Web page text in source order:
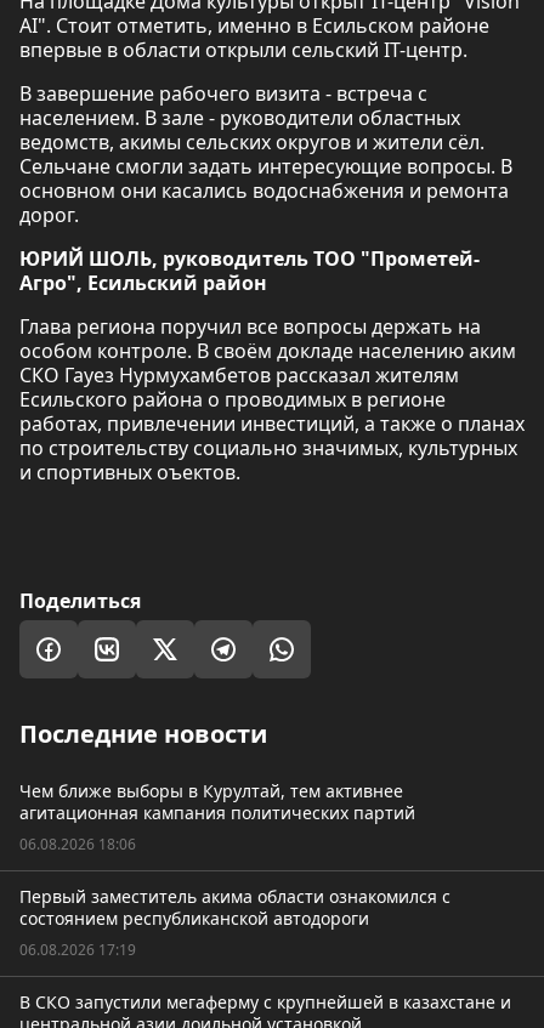
AI". Стоит отметить, именно в Есильском районе
впервые в области открыли сельский IT-центр.
В завершение рабочего визита - встреча с
населением. В зале - руководители областных
ведомств, акимы сельских округов и жители сёл.
Сельчане смогли задать интересующие вопросы. В
основном они касались водоснабжения и ремонта
дорог.
ЮРИЙ ШОЛЬ, руководитель ТОО "Прометей-
Агро", Есильский район
Глава региона поручил все вопросы держать на
особом контроле. В своём докладе населению аким
СКО Гауез Нурмухамбетов рассказал жителям
Есильского района о проводимых в регионе
работах, привлечении инвестиций, а также о планах
по строительству социально значимых, культурных
и спортивных оъектов.
Поделиться
Последние новости
Чем ближе выборы в Курултай, тем активнее
агитационная кампания политических партий
06.08.2026 18:06
Первый заместитель акима области ознакомился с
состоянием республиканской автодороги
06.08.2026 17:19
В СКО запустили мегаферму с крупнейшей в казахстане и